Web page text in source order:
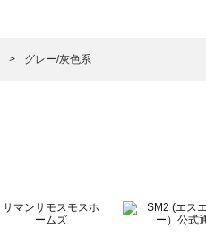
スモス ラーゴム）のルームウェア一覧
）のルームウェア一覧
ムウェア一覧
グレー/灰色系